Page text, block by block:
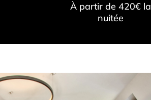
À partir de 420€ la
nuitée